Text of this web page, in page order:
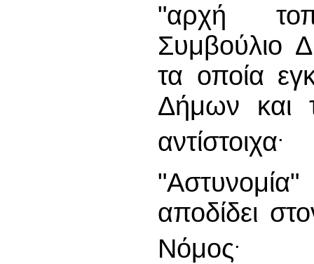
"αρχή
Συμβούλιο
τα οποία
Δήμων και
αντίστοιχα.
αποδίδει
Νόμος.